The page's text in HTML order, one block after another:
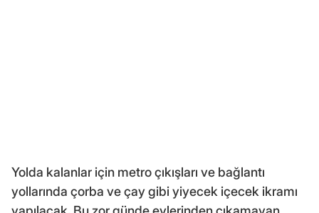
Yolda kalanlar için metro çıkışları ve bağlantı
yollarında çorba ve çay gibi yiyecek içecek ikramı